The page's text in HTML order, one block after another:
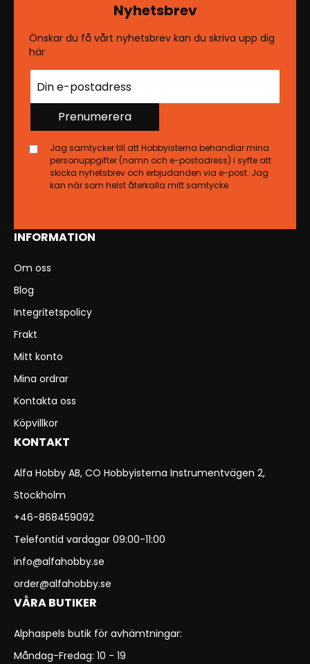
INFORMATION
Om oss
Blog
Integritetspolicy
Frakt
Mitt konto
Mina ordrar
Kontakta oss
Köpvillkor
KONTAKT
Alfa Hobby AB, CO Hobbyisterna Instrumentvägen 2,
Stockholm
+46-868459092
Telefontid vardagar 09:00-11:00
info@alfahobby.se
order@alfahobby.se
VÅRA BUTIKER
Alphaspels butik för avhämtningar:
Måndag-Fredag: 10 - 19
Nyhetsbrev
Önskar du få vårt nyhetsbrev kan du skriva upp dig
här
Prenumerera
Jag samtycker till att Hobbyisterna behandlar mina
personuppgifter (namn och e-postadress) i syfte att
skicka nyhetsbrev och erbjudanden via e-post. Jag
kan när som helst återkalla mitt samtycke.